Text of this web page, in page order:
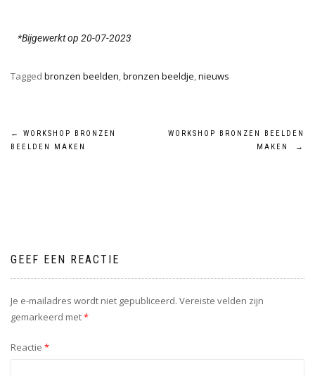
*Bijgewerkt op 20-07-2023
Tagged bronzen beelden,bronzen beeldje,nieuws
←
WORKSHOP BRONZEN
BEELDEN MAKEN
WORKSHOP BRONZEN BEELDEN
MAKEN
→
GEEF EEN REACTIE
Je e-mailadres wordt niet gepubliceerd. Vereiste velden zijn
gemarkeerd met*
Reactie *